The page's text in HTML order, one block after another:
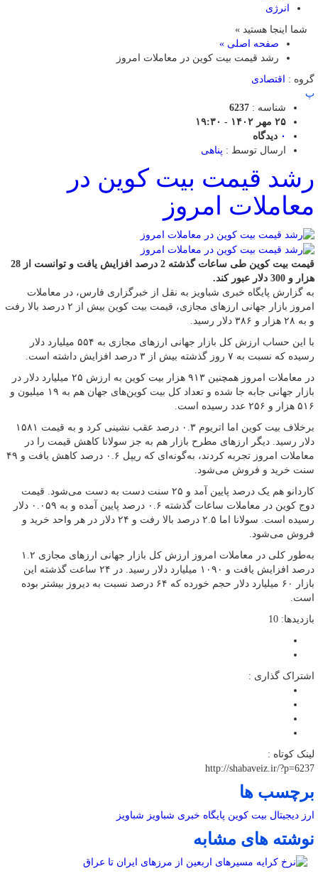
انرژی
شما اینجا هستید »
صفحه اصلی »
رشد قیمت بیت کوین در معاملات امروز
گروه :
اقتصادی
پ
شناسه : 6237
۲۵ مهر ۱۴۰۲ - ۱۹:۳۰
۰ دیدگاه
ارسال توسط : پناهی
رشد قیمت بیت کوین در
معاملات امروز
قیمت بیت کوین طی ساعات گذشته 2 درصد افزایش یافت و توانست از 28
هزار و 300 دلار عبور کند.
به گزارش پایگاه خبری شباویز به نقل از خبرگزاری فارس، در معاملات
امروز بازار جهانی ارزهای مجازی، قیمت بیت کوین بیش از ۲ درصد بالا رفت
و به ۲۸ هزار و ۳۸۶ دلار رسید.
با این حساب ارزش کل بازار جهانی ارزهای مجازی به ۵۵۴ میلیارد دلار
رسیده که نسبت به ۷ روز گذشته بیش از ۳ درصد افزایش داشته است.
در معاملات امروز همچنین ۹۱۳ هزار بیت کوین به ارزش ۲۵ میلیارد دلار در
بازار جهانی جابه جا شده و تعداد کل بیت کوین‌های جهان هم به ۱۹ میلیون و
۵۱۶ هزار و ۲۵۶ عدد رسیده است.
برخلاف بیت کوین اما اتریوم ۰.۳ درصد عقب نشینی کرد و به قیمت ۱۵۸۱
دلار رسید. دیگر ارزهای مطرح بازار هم به جز سولانا کاهش قیمت را‌‌‌‌‌‌‌‌‌‌‌‌‌‌‌‌‌‌‌‌‌‌‌‌‌‌‌‌‌ در
معاملات امروز تجربه کردند، به‌گونه‌ای که ریپل ۰.۶ درصد کاهش یافت و ۴۹
سنت خرید و فروش می‌شود.
کاردانو هم یک درصد پایین آمد و ۲۵ سنت دست به دست می‌شود. قیمت
دوج کوین در معاملات ساعات گذشته ۰.۶ درصد پایین آمده و به ۰.۰۵۹ دلار
رسیده است. سولانا اما ۲.۵ درصد بالا رفت و ۲۴ دلار در هر واحد خرید و
فروش می‌شود.
به‌طور کلی در معاملات امروز ارزش کل بازار جهانی ارزهای مجازی ۱.۲
درصد افزایش یافت و ۱۰۹۰ میلیارد دلار رسید. در ۲۴ ساعت گذشته این
بازار ۶۰ میلیارد دلار حجم خورده که ۶۴ درصد نسبت به دیروز بیشتر بوده
است.
بازدیدها: 10
اشتراک گذاری :
لینک کوتاه :
http://shabaveiz.ir/?p=6237
برچسب ها
ارز دیجیتال بیت کوین پایگاه خبری شباویز شباویز
نوشته های مشابه